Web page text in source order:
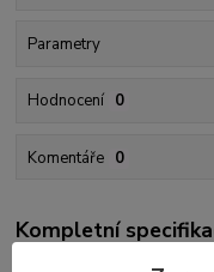
Parametry
Hodnocení 0
Komentáře 0
Kompletní